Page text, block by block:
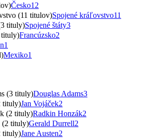
Česko12
(11 titulov)Spojené kráľovstvo11
tituly)Spojené štáty3
tituly)Francúzsko2
1
Mexiko1
(3 tituly)Douglas Adams3
tituly)Jan Vojáček2
(2 tituly)Radkin Honzák2
(2 tituly)Gerald Durrell2
tituly)Jane Austen2